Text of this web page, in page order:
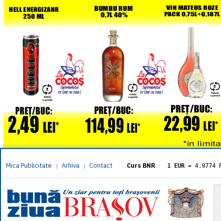
Mica Publicitate | Arhiva | Contact Curs BNR 1 EUR = 4.9774
= 5.8304
1 XAU= 464.4611
1 AED= 1.1933
1 AUD= 2.7957
1 BGN= 2.5449